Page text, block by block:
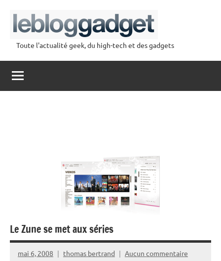
contenu
lebloggadget
Toute l'actualité geek, du high-tech et des gadgets
Le Zune se met aux séries
mai 6, 2008 thomas bertrand Aucun commentaire